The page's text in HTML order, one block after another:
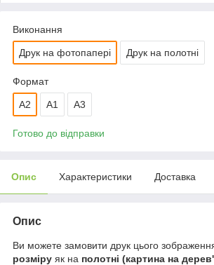
Виконання
Друк на фотопапері Друк на полотні
Формат
A2 А1 A3
Готово до відправки
Опис Характеристики Доставка
Опис
Ви можете замовити друк цього
розміру як на полотні (картина на